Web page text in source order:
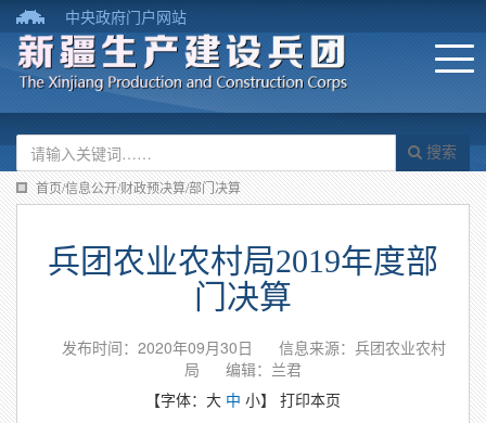
中央政府门户网站
搜索
首页/信息公开/财政预决算/部门决算
兵团农业农村局2019年度部
门决算
发布时间：2020年09月30日
信息来源：兵团农业农村
局
编辑：兰君
【字体： 大 中 小】 打印本页